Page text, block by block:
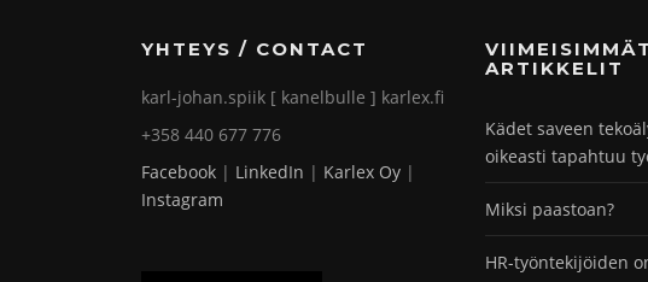
YHTEYS / CONTACT
karl-johan.spiik [ kanelbulle ] karlex.fi
+358 440 677 776
Facebook | LinkedIn | Karlex Oy |
Instagram
VIIMEISIMMÄT
ARTIKKELIT
Kädet saveen
oikeasti tapahtuu
Miksi paastoan?
HR-työntekijöiden